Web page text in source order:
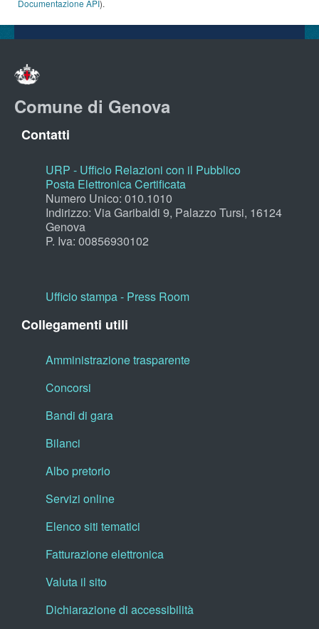
Documentazione API).
Comune di Genova
Contatti
URP - Ufficio Relazioni con il Pubblico
Posta Elettronica Certificata
Numero Unico: 010.1010
Indirizzo: Via Garibaldi 9, Palazzo Tursi, 16124
Genova
P. Iva: 00856930102
Ufficio stampa - Press Room
Collegamenti utili
Amministrazione trasparente
Concorsi
Bandi di gara
Bilanci
Albo pretorio
Servizi online
Elenco siti tematici
Fatturazione elettronica
Valuta il sito
Dichiarazione di accessibilità